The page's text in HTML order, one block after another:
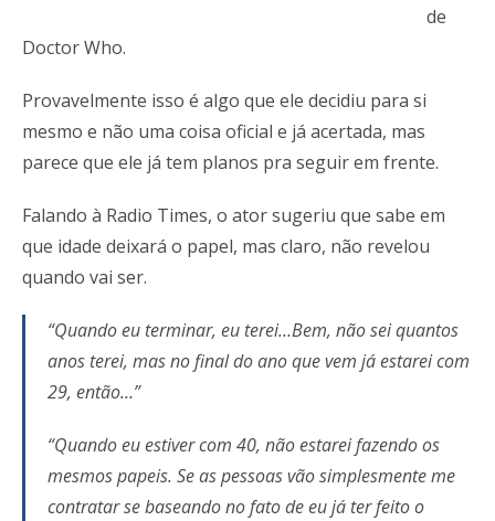
de
Doctor Who.
Provavelmente isso é algo que ele decidiu para si
mesmo e não uma coisa oficial e já acertada, mas
parece que ele já tem planos pra seguir em frente.
Falando à Radio Times, o ator sugeriu que sabe em
que idade deixará o papel, mas claro, não revelou
quando vai ser.
“Quando eu terminar, eu terei…Bem, não sei quantos
anos terei, mas no final do ano que vem já estarei com
29, então…”
“Quando eu estiver com 40, não estarei fazendo os
mesmos papeis. Se as pessoas vão simplesmente me
contratar se baseando no fato de eu já ter feito o